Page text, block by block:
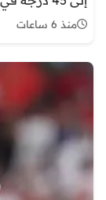
منذ 6 ساعات